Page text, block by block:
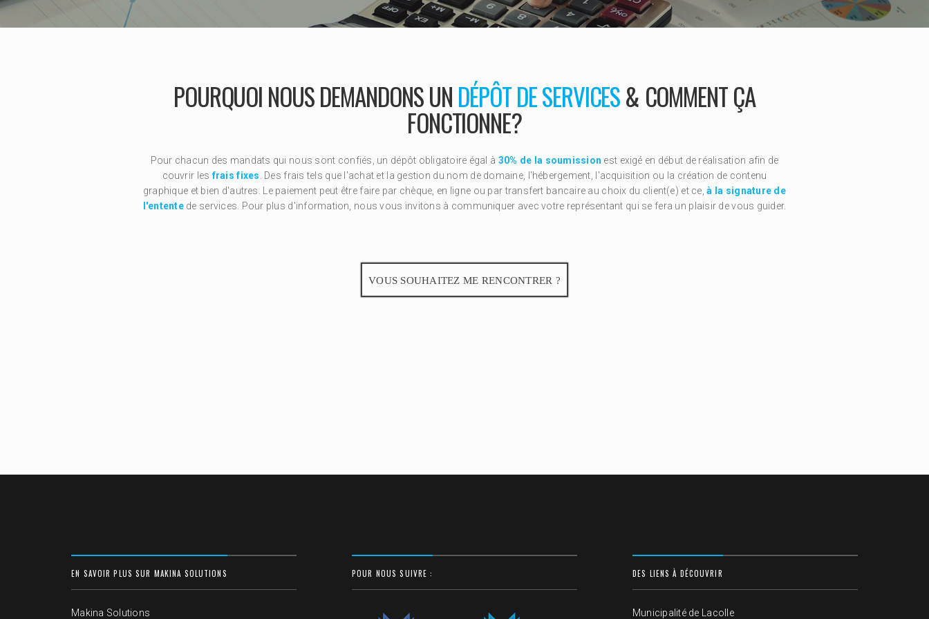
POURQUOI NOUS DEMANDONS UNDÉPÔT DE SERVICES& COMMENT ÇA
FONCTIONNE?
Pour chacun des mandats qui nous sont confiés, un dépôt obligatoire égal à 30% de la soumission est exigé en début de réalisation afin de
couvrir lesfrais fixes. Des frais tels que l'achat et la gestion du nom de domaine, l'hébergement, l'acquisition ou la création de contenu
graphique et bien d'autres. Le paiement peut être faire par chèque, en ligne ou par transfert bancaire au choix du client(e) et ce,à la signature de
l'ententede services. Pour plus d'information, nous vous invitons à communiquer avec votre représentant qui se fera un plaisir de vous guider.
VOUS SOUHAITEZ ME RENCONTRER ?
EN SAVOIR PLUS SUR MAKINA SOLUTIONS
Makina Solutions
POUR NOUS SUIVRE : DES LIENS À DÉCOUVRIR
Municipalité de Lacolle